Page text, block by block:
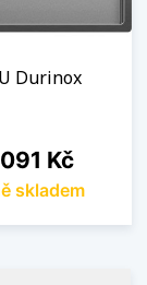
Durinox
Kč
skladem